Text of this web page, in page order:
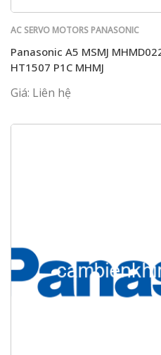
AC SERVO MOTORS PANASONIC
Panasonic A5 MSMJ
HT1507 P1C MHMJ
Giá: Liên hệ